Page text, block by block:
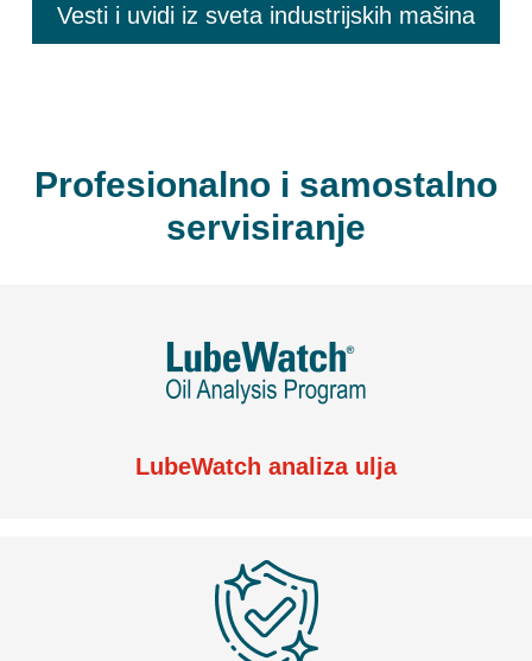
Vesti i uvidi iz sveta industrijskih mašina
Profesionalno i samostalno
servisiranje
LubeWatch analiza ulja